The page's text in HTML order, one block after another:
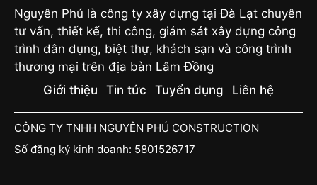
Nguyên Phú là công ty xây dựng tại Đà Lạt chuyên
tư vấn, thiết kế, thi công, giám sát xây dựng công
trình dân dụng, biệt thự, khách sạn và công trình
thương mại trên địa bàn Lâm Đồng
Giới thiệu
Tin tức Tuyển dụng Liên hệ
CÔNG TY TNHH NGUYÊN PHÚ CONSTRUCTION
Số đăng ký kinh doanh: 5801526717